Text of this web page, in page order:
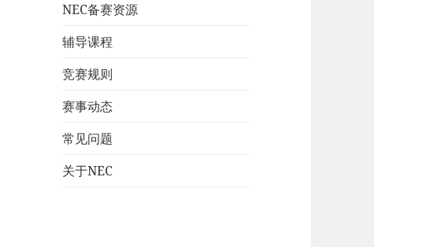
NEC备赛资源
辅导课程
竞赛规则
赛事动态
常见问题
关于NEC